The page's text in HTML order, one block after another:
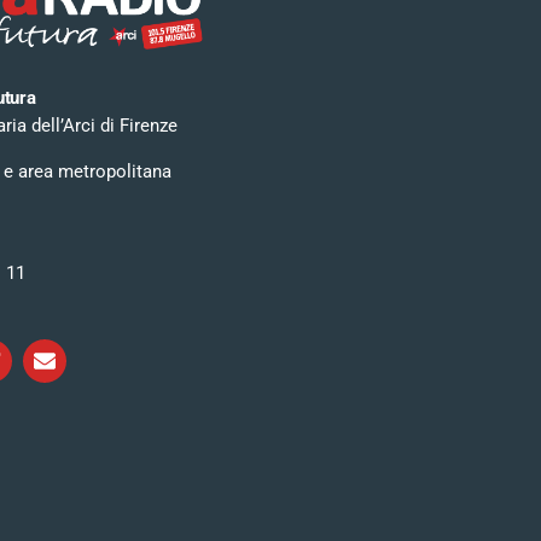
dell’Arci di Firenze
area metropolitana
11